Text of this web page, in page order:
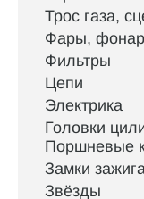
Трос газа,
Фары,
Фильтры
Цепи
Электрика
Головки
Поршневые
Замки
Звёзды